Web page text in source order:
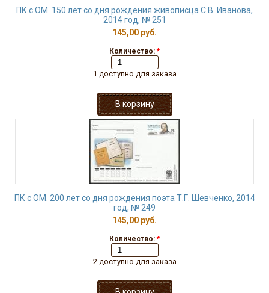
ПК с ОМ. 150 лет со дня рождения живописца С.В. Иванова,
2014 год, № 251
145,00 руб.
Количество: *
1 доступно для заказа
ПК с ОМ. 200 лет со дня рождения поэта Т.Г. Шевченко, 2014
год, № 249
145,00 руб.
Количество: *
2 доступно для заказа